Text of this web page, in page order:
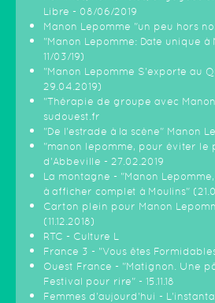
Libre - 08/06/2019
Manon Lepomme "un peu hors
"Manon Lepomme: Date unique à
11/03/19)
"Manon Lepomme S'exporte au
29.04.2019)
"Thérapie de groupe avec
sudouest.fr
"De l'estrade à la scène" Manon
"manon lepomme, pour éviter le
d'Abbeville - 27.02.2019
La montagne - "Manon
à afficher complet à Moulins"
Carton plein pour Manon
(11.12.2018)
RTC - Culture L
France 3 - "Vous êtes Formidables"
Ouest France - "Matignon. Une
Festival pour rire" - 15.11.18
Femmes d'aujourd'hui -